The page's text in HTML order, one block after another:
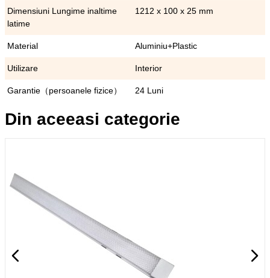
Dimensiuni Lungime inaltime
latime
1212 x 100 x 25 mm
Material Aluminiu+Plastic
Utilizare Interior
Garantie（persoanele fizice） 24 Luni
Din aceeasi categorie